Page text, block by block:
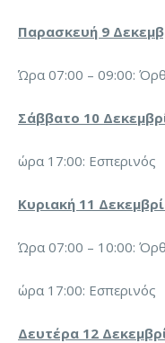
Παρασκευή 9
Ώρα 07:00 – 09:00:
Σάββατο 10
ώρα 17:00: Εσπερινός
Κυριακή 11
Ώρα 07:00 – 10:00:
ώρα 17:00: Εσπερινός
Δευτέρα 12